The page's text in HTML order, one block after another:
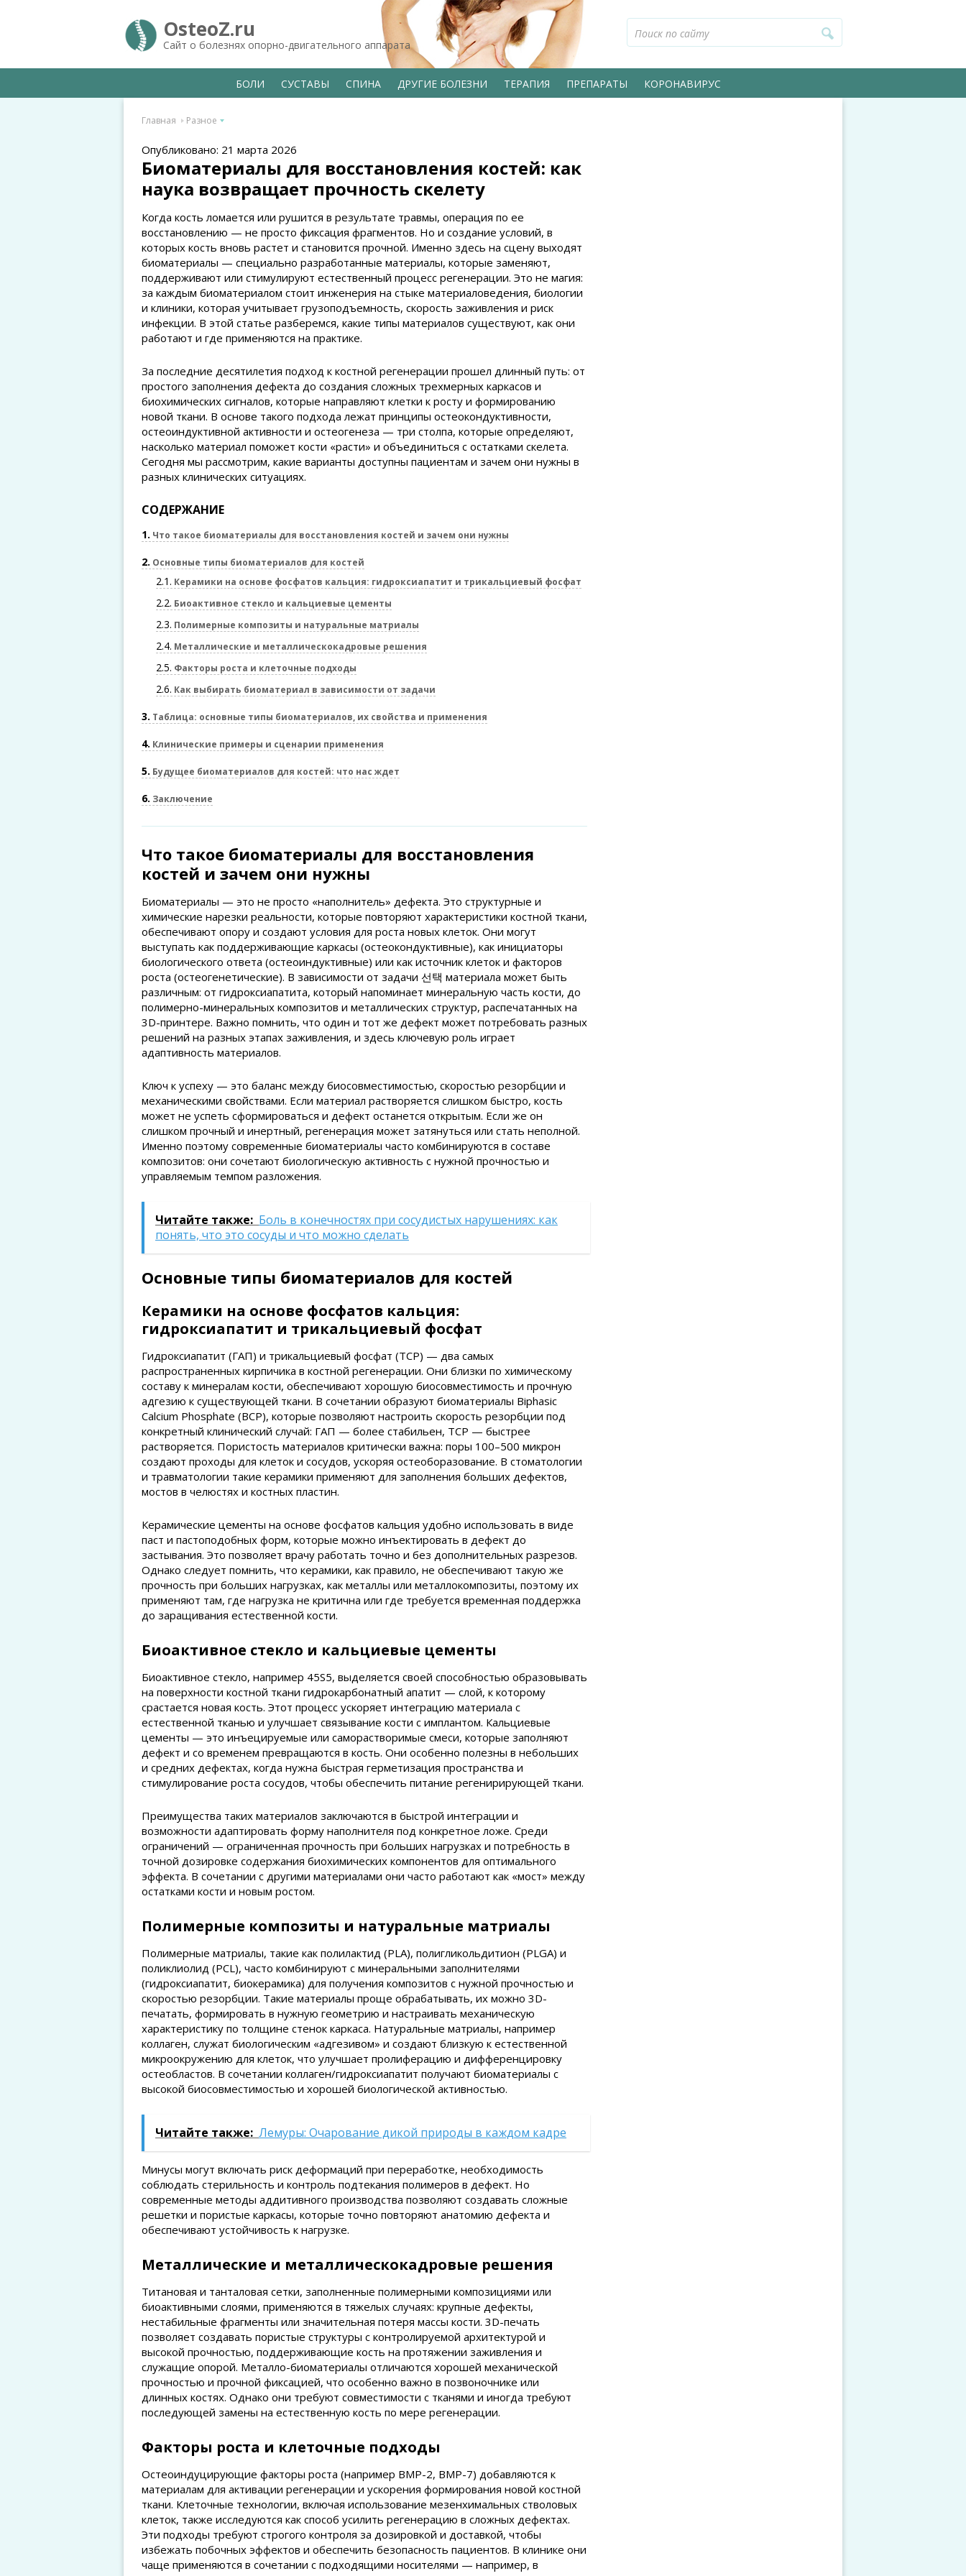
OsteoZ.ru
Сайт о болезнях опорно-двигательного аппарата
БОЛИ СУСТАВЫ СПИНА ДРУГИЕ БОЛЕЗНИ ТЕРАПИЯ ПРЕПАРАТЫ КОРОНАВИРУС
Главная Разное
Опубликовано: 21 марта 2026
Биоматериалы для восстановления костей: как
наука возвращает прочность скелету
Когда кость ломается или рушится в результате травмы, операция по ее
восстановлению — не просто фиксация фрагментов. Но и создание условий, в
которых кость вновь растет и становится прочной. Именно здесь на сцену выходят
биоматериалы — специально разработанные материалы, которые заменяют,
поддерживают или стимулируют естественный процесс регенерации. Это не магия:
за каждым биоматериалом стоит инженерия на стыке материаловедения, биологии
и клиники, которая учитывает грузоподъемность, скорость заживления и риск
инфекции. В этой статье разберемся, какие типы материалов существуют, как они
работают и где применяются на практике.
За последние десятилетия подход к костной регенерации прошел длинный путь: от
простого заполнения дефекта до создания сложных трехмерных каркасов и
биохимических сигналов, которые направляют клетки к росту и формированию
новой ткани. В основе такого подхода лежат принципы остеокондуктивности,
остеоиндуктивной активности и остеогенеза — три столпа, которые определяют,
насколько материал поможет кости «расти» и объединиться с остатками скелета.
Сегодня мы рассмотрим, какие варианты доступны пациентам и зачем они нужны в
разных клинических ситуациях.
СОДЕРЖАНИЕ
1 Что такое биоматериалы для восстановления костей и зачем они нужны
2 Основные типы биоматериалов для костей
2.1 Керамики на основе фосфатов кальция: гидроксиапатит и трикальциевый фосфат
2.2 Биоактивное стекло и кальциевые цементы
2.3 Полимерные композиты и натуральные матриалы
2.4 Металлические и металлическокадровые решения
2.5 Факторы роста и клеточные подходы
2.6 Как выбирать биоматериал в зависимости от задачи
3 Таблица: основные типы биоматериалов, их свойства и применения
4 Клинические примеры и сценарии применения
5 Будущее биоматериалов для костей: что нас ждет
6 Заключение
Что такое биоматериалы для восстановления
костей и зачем они нужны
Биоматериалы — это не просто «наполнитель» дефекта. Это структурные и
химические нарезки реальности, которые повторяют характеристики костной ткани,
обеспечивают опору и создают условия для роста новых клеток. Они могут
выступать как поддерживающие каркасы (остеокондуктивные), как инициаторы
биологического ответа (остеоиндуктивные) или как источник клеток и факторов
роста (остеогенетические). В зависимости от задачи 선택 материала может быть
различным: от гидроксиапатита, который напоминает минеральную часть кости, до
полимерно-минеральных композитов и металлических структур, распечатанных на
3D-принтере. Важно помнить, что один и тот же дефект может потребовать разных
решений на разных этапах заживления, и здесь ключевую роль играет
адаптивность материалов.
Ключ к успеху — это баланс между биосовместимостью, скоростью резорбции и
механическими свойствами. Если материал растворяется слишком быстро, кость
может не успеть сформироваться и дефект останется открытым. Если же он
слишком прочный и инертный, регенерация может затянуться или стать неполной.
Именно поэтому современные биоматериалы часто комбинируются в составе
композитов: они сочетают биологическую активность с нужной прочностью и
управляемым темпом разложения.
Читайте также: Боль в конечностях при сосудистых нарушениях: как
понять, что это сосуды и что можно сделать
Основные типы биоматериалов для костей
Керамики на основе фосфатов кальция:
гидроксиапатит и трикальциевый фосфат
Гидроксиапатит (ГАП) и трикальциевый фосфат (TCP) — два самых
распространенных кирпичика в костной регенерации. Они близки по химическому
составу к минералам кости, обеспечивают хорошую биосовместимость и прочную
адгезию к существующей ткани. В сочетании образуют биоматериалы Biphasic
Calcium Phosphate (BCP), которые позволяют настроить скорость резорбции под
конкретный клинический случай: ГАП — более стабильен, TCP — быстрее
растворяется. Пористость материалов критически важна: поры 100–500 микрон
создают проходы для клеток и сосудов, ускоряя остеоборазование. В стоматологии
и травматологии такие керамики применяют для заполнения больших дефектов,
мостов в челюстях и костных пластин.
Керамические цементы на основе фосфатов кальция удобно использовать в виде
паст и пастоподобных форм, которые можно инъектировать в дефект до
застывания. Это позволяет врачу работать точно и без дополнительных разрезов.
Однако следует помнить, что керамики, как правило, не обеспечивают такую же
прочность при больших нагрузках, как металлы или металлокомпозиты, поэтому их
применяют там, где нагрузка не критична или где требуется временная поддержка
до заращивания естественной кости.
Биоактивное стекло и кальциевые цементы
Биоактивное стекло, например 45S5, выделяется своей способностью образовывать
на поверхности костной ткани гидрокарбонатный апатит — слой, к которому
срастается новая кость. Этот процесс ускоряет интеграцию материала с
естественной тканью и улучшает связывание кости с имплантом. Кальциевые
цементы — это инъецируемые или саморастворимые смеси, которые заполняют
дефект и со временем превращаются в кость. Они особенно полезны в небольших
и средних дефектах, когда нужна быстрая герметизация пространства и
стимулирование роста сосудов, чтобы обеспечить питание регенирирующей ткани.
Преимущества таких материалов заключаются в быстрой интеграции и
возможности адаптировать форму наполнителя под конкретное ложе. Среди
ограничений — ограниченная прочность при больших нагрузках и потребность в
точной дозировке содержания биохимических компонентов для оптимального
эффекта. В сочетании с другими материалами они часто работают как «мост» между
остатками кости и новым ростом.
Полимерные композиты и натуральные матриалы
Полимерные матриалы, такие как полилактид (PLA), полигликольдитион (PLGA) и
поликлиолид (PCL), часто комбинируют с минеральными заполнителями
(гидроксиапатит, биокерамика) для получения композитов с нужной прочностью и
скоростью резорбции. Такие материалы проще обрабатывать, их можно 3D-
печатать, формировать в нужную геометрию и настраивать механическую
характеристику по толщине стенок каркаса. Натуральные матриалы, например
коллаген, служат биологическим «адгезивом» и создают близкую к естественной
микроокружению для клеток, что улучшает пролиферацию и дифференцировку
остеобластов. В сочетании коллаген/гидроксиапатит получают биоматериалы с
высокой биосовместимостью и хорошей биологической активностью.
Читайте также: Лемуры: Очарование дикой природы в каждом кадре
Минусы могут включать риск деформаций при переработке, необходимость
соблюдать стерильность и контроль подтекания полимеров в дефект. Но
современные методы аддитивного производства позволяют создавать сложные
решетки и пористые каркасы, которые точно повторяют анатомию дефекта и
обеспечивают устойчивость к нагрузке.
Металлические и металлическокадровые решения
Титановая и танталовая сетки, заполненные полимерными композициями или
биоактивными слоями, применяются в тяжелых случаях: крупные дефекты,
нестабильные фрагменты или значительная потеря массы кости. 3D-печать
позволяет создавать пористые структуры с контролируемой архитектурой и
высокой прочностью, поддерживающие кость на протяжении заживления и
служащие опорой. Металло-биоматериалы отличаются хорошей механической
прочностью и прочной фиксацией, что особенно важно в позвоночнике или
длинных костях. Однако они требуют совместимости с тканями и иногда требуют
последующей замены на естественную кость по мере регенерации.
Факторы роста и клеточные подходы
Остеоиндуцирующие факторы роста (например BMP-2, BMP-7) добавляются к
материалам для активации регенерации и ускорения формирования новой костной
ткани. Клеточные технологии, включая использование мезенхимальных стволовых
клеток, также исследуются как способ усилить регенерацию в сложных дефектах.
Эти подходы требуют строгого контроля за дозировкой и доставкой, чтобы
избежать побочных эффектов и обеспечить безопасность пациентов. В клинике они
чаще применяются в сочетании с подходящими носителями — например, в